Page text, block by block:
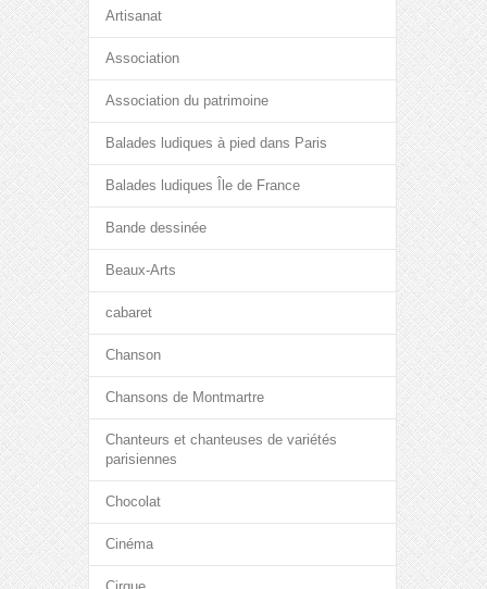
Artisanat
Association
Association du patrimoine
Balades ludiques à pied dans Paris
Balades ludiques Île de France
Bande dessinée
Beaux-Arts
cabaret
Chanson
Chansons de Montmartre
Chanteurs et chanteuses de variétés
parisiennes
Chocolat
Cinéma